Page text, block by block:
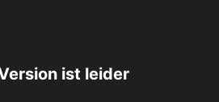
ist leider